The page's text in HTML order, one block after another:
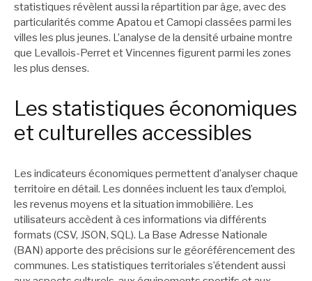
statistiques révèlent aussi la répartition par âge, avec des
particularités comme Apatou et Camopi classées parmi les
villes les plus jeunes. L’analyse de la densité urbaine montre
que Levallois-Perret et Vincennes figurent parmi les zones
les plus denses.
Les statistiques économiques
et culturelles accessibles
Les indicateurs économiques permettent d’analyser chaque
territoire en détail. Les données incluent les taux d’emploi,
les revenus moyens et la situation immobilière. Les
utilisateurs accèdent à ces informations via différents
formats (CSV, JSON, SQL). La Base Adresse Nationale
(BAN) apporte des précisions sur le géoréférencement des
communes. Les statistiques territoriales s’étendent aussi